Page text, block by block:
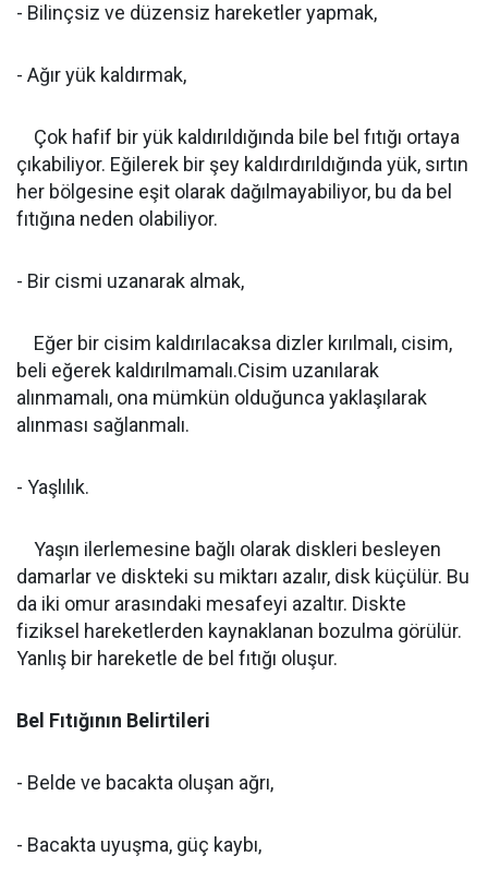
- Bilinçsiz ve düzensiz hareketler yapmak,
- Ağır yük kaldırmak,
Çok hafif bir yük kaldırıldığında bile bel fıtığı ortaya
çıkabiliyor. Eğilerek bir şey kaldırdırıldığında yük, sırtın
her bölgesine eşit olarak dağılmayabiliyor, bu da bel
fıtığına neden olabiliyor.
- Bir cismi uzanarak almak,
Eğer bir cisim kaldırılacaksa dizler kırılmalı, cisim,
beli eğerek kaldırılmamalı.Cisim uzanılarak
alınmamalı, ona mümkün olduğunca yaklaşılarak
alınması sağlanmalı.
- Yaşlılık.
Yaşın ilerlemesine bağlı olarak diskleri besleyen
damarlar ve diskteki su miktarı azalır, disk küçülür. Bu
da iki omur arasındaki mesafeyi azaltır. Diskte
fiziksel hareketlerden kaynaklanan bozulma görülür.
Yanlış bir hareketle de bel fıtığı oluşur.
Bel Fıtığının Belirtileri
- Belde ve bacakta oluşan ağrı,
- Bacakta uyuşma, güç kaybı,